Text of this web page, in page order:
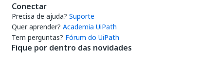
Conectar
Precisa de ajuda? Suporte
Quer aprender? Academia UiPath
Tem perguntas? Fórum do UiPath
Fique por dentro das novidades